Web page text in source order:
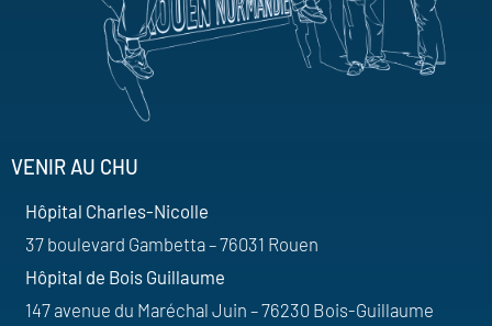
VENIR AU CHU
Hôpital Charles-Nicolle
37 boulevard Gambetta – 76031 Rouen
Hôpital de Bois Guillaume
147 avenue du Maréchal Juin – 76230 Bois-Guillaume